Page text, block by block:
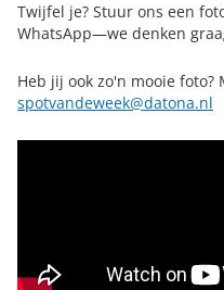
Twijfel je? Stuur ons een
WhatsApp—we denken
Heb jij ook zo'n mooie foto?
spotvandeweek@datona.nl